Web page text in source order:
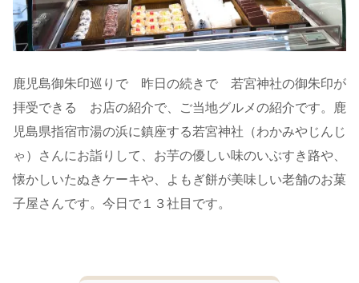
鹿児島御朱印巡りで 昨日の続きで 若宮神社の御朱印が
拝受できる お店の紹介で、ご当地グルメの紹介です。鹿
児島県指宿市湯の浜に鎮座する若宮神社（わかみやじんじ
ゃ）さんにお詣りして、お芋の優しい味のいぶすき路や、
懐かしいたぬきケーキや、よもぎ餅が美味しい老舗のお菓
子屋さんです。今日で１３社目です。